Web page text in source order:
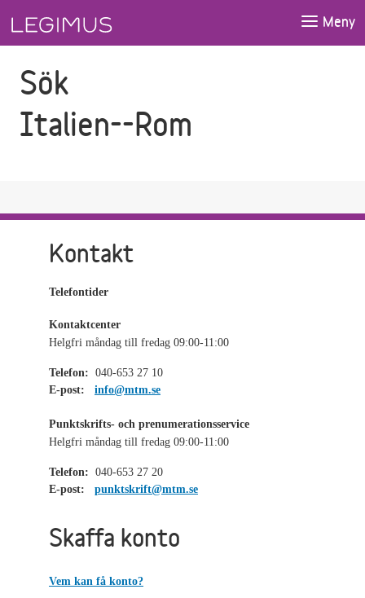
Meny
Sök
Italien--Rom
Kontakt
Telefontider
Kontaktcenter
Helgfri måndag till fredag 09:00-11:00
Telefon: 040-653 27 10
E-post:
info@mtm.se
Punktskrifts- och prenumerationsservice
Helgfri måndag till fredag 09:00-11:00
Telefon: 040-653 27 20
E-post:
punktskrift@mtm.se
Skaffa konto
Vem kan få konto?